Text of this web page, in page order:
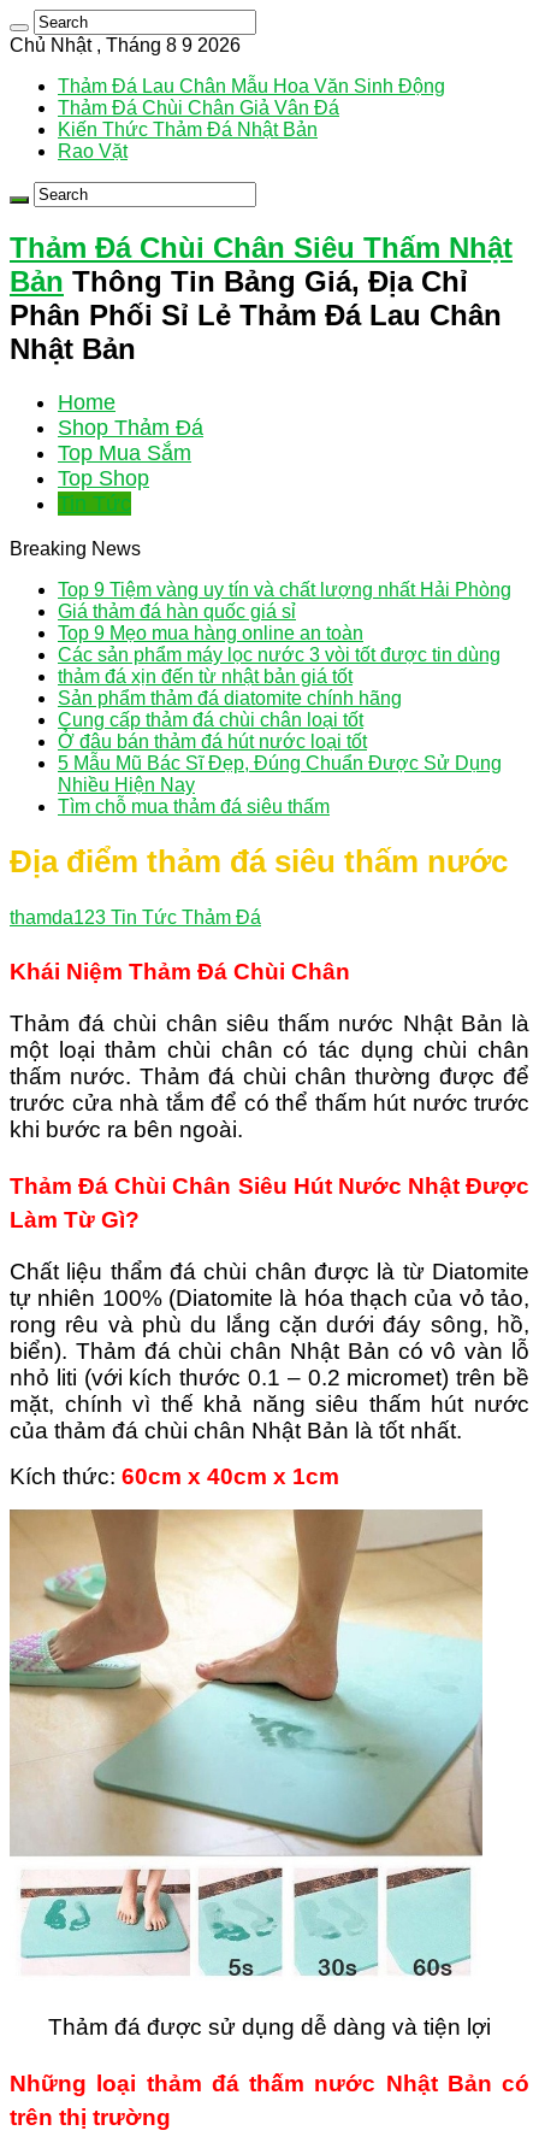
Chủ Nhật , Tháng 8 9 2026
Thảm Đá Lau Chân Mẫu Hoa Văn Sinh Động
Thảm Đá Chùi Chân Giả Vân Đá
Kiến Thức Thảm Đá Nhật Bản
Rao Vặt
Thảm Đá Chùi Chân Siêu Thấm Nhật
Bản Thông Tin Bảng Giá, Địa Chỉ
Phân Phối Sỉ Lẻ Thảm Đá Lau Chân
Nhật Bản
Home
Shop Thảm Đá
Top Mua Sắm
Top Shop
Tin Tức
Breaking News
Top 9 Tiệm vàng uy tín và chất lượng nhất Hải Phòng
Giá thảm đá hàn quốc giá sỉ
Top 9 Mẹo mua hàng online an toàn
Các sản phẩm máy lọc nước 3 vòi tốt được tin dùng
thảm đá xịn đến từ nhật bản giá tốt
Sản phẩm thảm đá diatomite chính hãng
Cung cấp thảm đá chùi chân loại tốt
Ở đâu bán thảm đá hút nước loại tốt
5 Mẫu Mũ Bác Sĩ Đẹp, Đúng Chuẩn Được Sử Dụng
Nhiều Hiện Nay
Tìm chỗ mua thảm đá siêu thấm
Địa điểm thảm đá siêu thấm nước
thamda123 Tin Tức Thảm Đá
Khái Niệm Thảm Đá Chùi Chân
Thảm đá chùi chân siêu thấm nước Nhật Bản là
một loại thảm chùi chân có tác dụng chùi chân
thấm nước. Thảm đá chùi chân thường được để
trước cửa nhà tắm để có thể thấm hút nước trước
khi bước ra bên ngoài.
Thảm Đá Chùi Chân Siêu Hút Nước Nhật Được
Làm Từ Gì?
Chất liệu thẩm đá chùi chân được là từ Diatomite
tự nhiên 100% (Diatomite là hóa thạch của vỏ tảo,
rong rêu và phù du lắng cặn dưới đáy sông, hồ,
biển). Thảm đá chùi chân Nhật Bản có vô vàn lỗ
nhỏ liti (với kích thước 0.1 – 0.2 micromet) trên bề
mặt, chính vì thế khả năng siêu thấm hút nước
của thảm đá chùi chân Nhật Bản là tốt nhất.
Kích thức: 60cm x 40cm x 1cm
Thảm đá được sử dụng dễ dàng và tiện lợi
Những loại thảm đá thấm nước Nhật Bản có
trên thị trường